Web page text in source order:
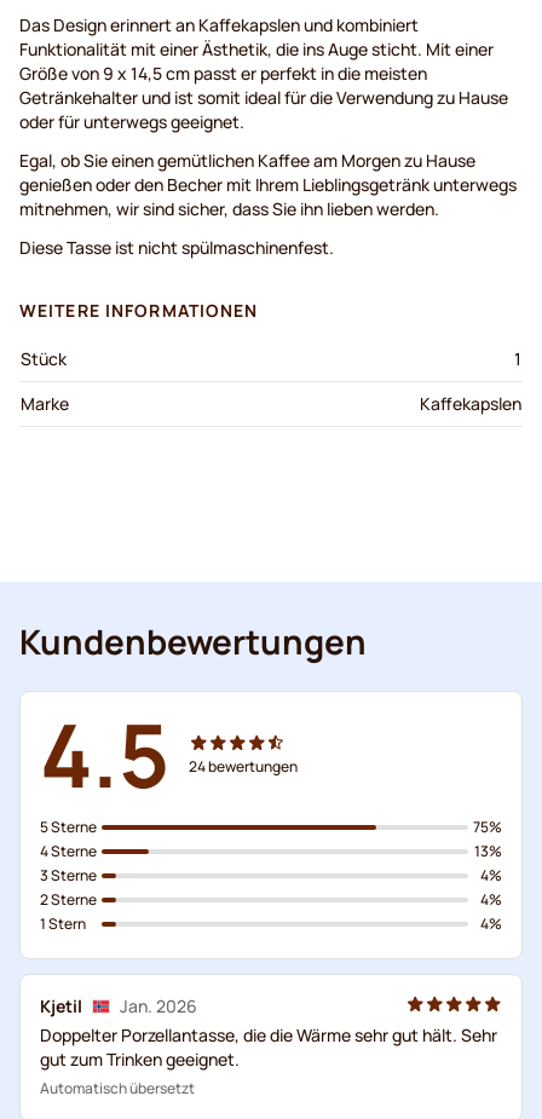
Das Design erinnert an Kaffekapslen und kombiniert
Funktionalität mit einer Ästhetik, die ins Auge sticht. Mit einer
Größe von 9 x 14,5 cm passt er perfekt in die meisten
Getränkehalter und ist somit ideal für die Verwendung zu Hause
oder für unterwegs geeignet.
Egal, ob Sie einen gemütlichen Kaffee am Morgen zu Hause
genießen oder den Becher mit Ihrem Lieblingsgetränk unterwegs
mitnehmen, wir sind sicher, dass Sie ihn lieben werden.
Diese Tasse ist nicht spülmaschinenfest.
WEITERE INFORMATIONEN
Stück
1
Marke
Kaffekapslen
Kundenbewertungen
4.5 24bewertungen
5 Sterne
4 Sterne
3 Sterne
2 Sterne
1 Stern
75%
13%
4%
4%
4%
Kjetil
Jan. 2026
Doppelter Porzellantasse, die die Wärme sehr gut hält. Sehr
gut zum Trinken geeignet.
Automatisch übersetzt